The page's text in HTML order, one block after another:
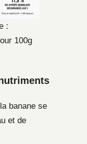
:
100g
banane se
et de